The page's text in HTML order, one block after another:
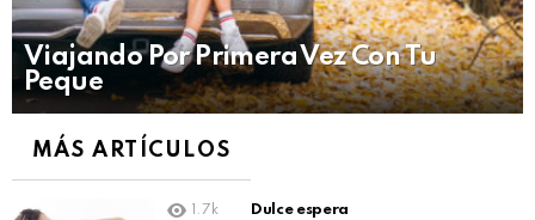
Viajando Por Primera Vez Con Tu
Peque
MÁS ARTÍCULOS
1.7k Dulce espera